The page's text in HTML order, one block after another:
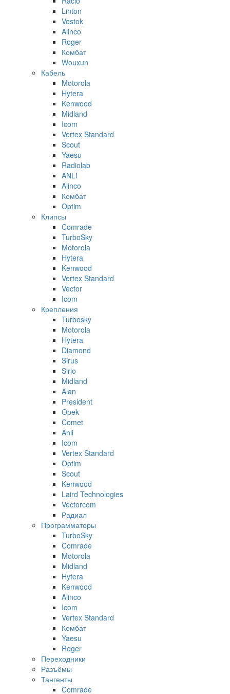
Linton
Vostok
Alinco
Roger
Комбат
Wouxun
Кабель
Motorola
Hytera
Kenwood
Midland
Icom
Vertex Standard
Scout
Yaesu
Radiolab
ANLI
Alinco
Комбат
Optim
Клипсы
Comrade
TurboSky
Motorola
Hytera
Kenwood
Vertex Standard
Vector
Icom
Крепления
Turbosky
Motorola
Hytera
Diamond
Sirus
Sirio
Midland
Alan
President
Opek
Comet
Anli
Icom
Vertex Standard
Optim
Scout
Kenwood
Laird Technologies
Vectorcom
Радиал
Программаторы
TurboSky
Comrade
Motorola
Midland
Hytera
Kenwood
Alinco
Icom
Vertex Standard
Комбат
Yaesu
Roger
Переходники
Разъёмы
Тангенты
Comrade